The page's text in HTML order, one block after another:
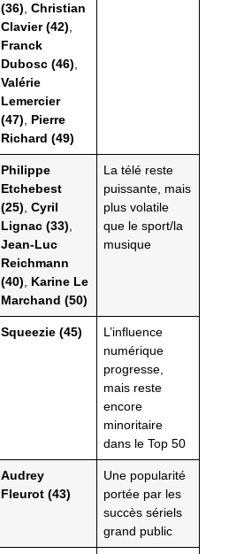
(36) ,Christian
Clavier (42)
Franck
Dubosc (46)
Valérie
Lemercier
(47)
Pierre
Richard (49)
Philippe
Etchebest
(25) ,Cyril
Lignac (33)
Jean-Luc
Reichmann
(40)
Karine Le
Marchand (50)
La télé reste
puissante, mais
plus volatile
que le sport/la
musique
Squeezie (45)
L’influence
numérique
progresse,
mais reste
encore
minoritaire
dans le Top 50
Audrey
Fleurot (43)
Une popularité
portée par les
succès sériels
grand public